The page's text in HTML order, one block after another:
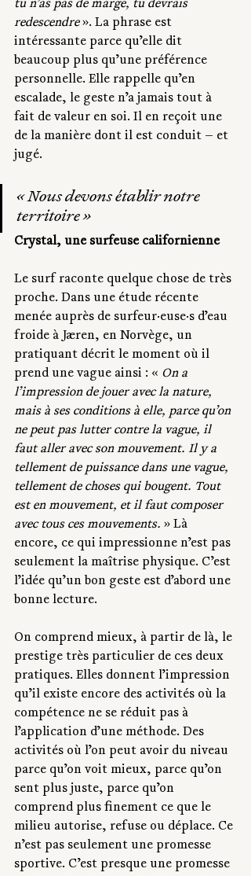
tu n’as pas de marge, tu devrais
redescendre ». La phrase est
intéressante parce qu’elle dit
beaucoup plus qu’une préférence
personnelle. Elle rappelle qu’en
escalade, le geste n’a jamais tout à
fait de valeur en soi. Il en reçoit une
de la manière dont il est conduit — et
jugé.
« Nous devons établir notre
territoire »
Crystal, une surfeuse californienne
Le surf raconte quelque chose de très
proche. Dans une étude récente
menée auprès de surfeur·euse·s d’eau
froide à Jæren, en Norvège, un
pratiquant décrit le moment où il
prend une vague ainsi : « On a
l’impression de jouer avec la nature,
mais à ses conditions à elle, parce qu’on
ne peut pas lutter contre la vague, il
faut aller avec son mouvement. Il y a
tellement de puissance dans une vague,
tellement de choses qui bougent. Tout
est en mouvement, et il faut composer
avec tous ces mouvements. » Là
encore, ce qui impressionne n’est pas
seulement la maîtrise physique. C’est
l’idée qu’un bon geste est d’abord une
bonne lecture.
On comprend mieux, à partir de là, le
prestige très particulier de ces deux
pratiques. Elles donnent l’impression
qu’il existe encore des activités où la
compétence ne se réduit pas à
l’application d’une méthode. Des
activités où l’on peut avoir du niveau
parce qu’on voit mieux, parce qu’on
sent plus juste, parce qu’on
comprend plus finement ce que le
milieu autorise, refuse ou déplace. Ce
n’est pas seulement une promesse
sportive. C’est presque une promesse